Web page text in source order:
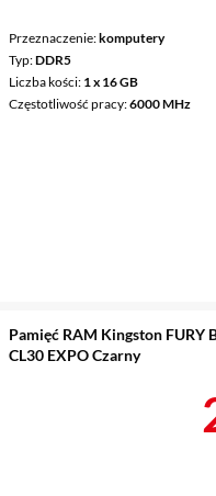
Przeznaczenie komputery
Typ DDR5
Liczba kości 1 x 16 GB
Częstotliwość pracy 6000 MHz
Pamięć RAM Kingston FURY
CL30 EXPO Czarny